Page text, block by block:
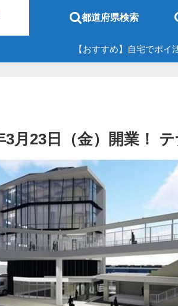
都道府県検索
【おすすめ】自宅でポ
3月23日（金）開業！